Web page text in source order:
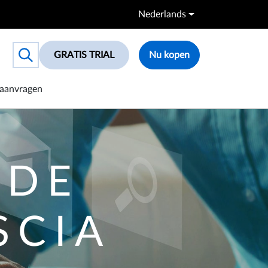
Nederlands
Toggle search box
GRATIS TRIAL Nu kopen